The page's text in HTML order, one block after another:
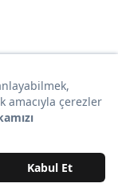
Test
Gündem